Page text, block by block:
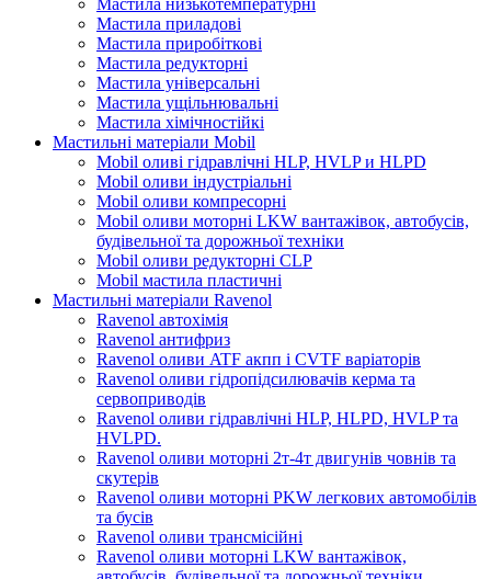
Мастила низькотемпературні
Мастила приладові
Мастила приробіткові
Мастила редукторні
Мастила універсальні
Мастила ущільнювальні
Мастила хімічностійкі
Мастильні матеріали Mobil
Mobil оливі гідравлічні HLP, HVLP и HLPD
Mobil оливи індустріальні
Mobil оливи компресорні
Mobil оливи моторні LKW вантажівок, автобусів,
будівельної та дорожньої техніки
Mobil оливи редукторні CLP
Mobil мастила пластичні
Мастильні матеріали Ravenol
Ravenol автохімія
Ravenol антифриз
Ravenol оливи ATF акпп і CVTF варіаторів
Ravenol оливи гідропідсилювачів керма та
сервоприводів
Ravenol оливи гідравлічні HLP, HLPD, HVLP та
HVLPD.
Ravenol оливи моторні 2т-4т двигунів човнів та
скутерів
Ravenol оливи моторні PKW легкових автомобілів
та бусів
Ravenol оливи трансмісійні
Ravenol оливи моторні LKW вантажівок,